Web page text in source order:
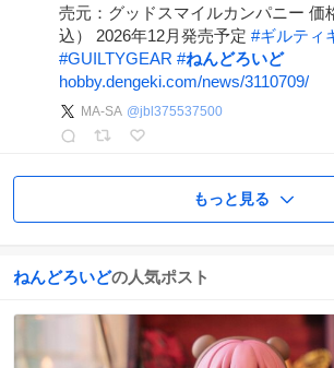
売元：グッドスマイルカンパニー 価
込） 2026年12月発売予定 #ギルティ
#GUILTYGEAR #ねんどろいど
hobby.dengeki.com/news/3110709/
MA-SA @jbl375537500
もっと見る
ねんどろいどの人気ポスト